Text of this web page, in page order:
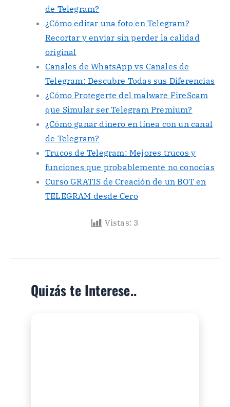
de Telegram?
¿Cómo editar una foto en Telegram?
Recortar y enviar sin perder la calidad
original
Canales de WhatsApp vs Canales de
Telegram: Descubre Todas sus Diferencias
¿Cómo Protegerte del malware FireScam
que Simular ser Telegram Premium?
¿Cómo ganar dinero en línea con un canal
de Telegram?
Trucos de Telegram: Mejores trucos y
funciones que probablemente no conocías
Curso GRATIS de Creación de un BOT en
TELEGRAM desde Cero
Vistas: 3
Quizás te Interese..